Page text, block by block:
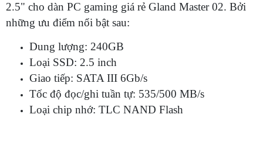
2.5" cho dàn PC gaming giá rẻ Gland Master 02. Bởi
những ưu điểm nổi bật sau:
Dung lượng: 240GB
Loại SSD: 2.5 inch
Giao tiếp: SATA III 6Gb/s
Tốc độ đọc/ghi tuần tự: 535/500 MB/s
Loại chip nhớ: TLC NAND Flash